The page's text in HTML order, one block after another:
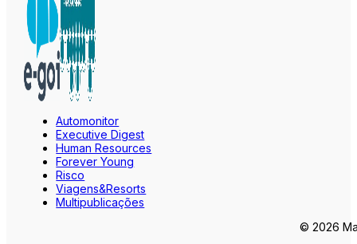
Automonitor
Executive Digest
Human Resources
Forever Young
Risco
Viagens&Resorts
Multipublicações
© 2026